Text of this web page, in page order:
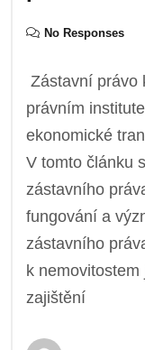
No Responses
Zástavní právo
právním
ekonomické
V tomto článku
zástavního
fungování a
zástavního
k
zajištění